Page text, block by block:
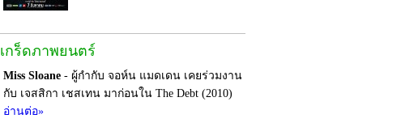
เกร็ดภาพยนตร์
Miss Sloane - ผู้กำกับ จอห์น แมดเดน เคยร่วมงาน
กับ เจสสิกา เชสเทน มาก่อนใน The Debt (2010)
อ่านต่อ»